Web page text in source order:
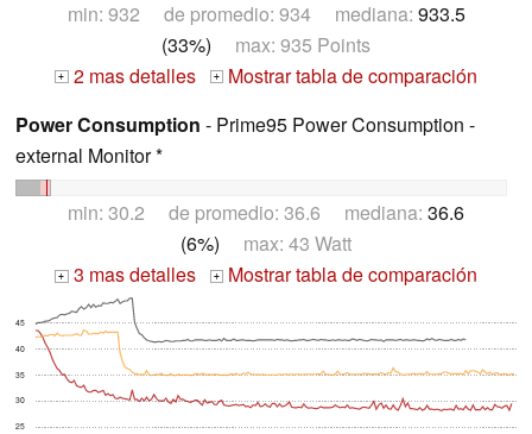
min: 932 de promedio: 934 mediana: 933.5
(33%) max: 935 Points
+ 2 mas detalles +
Mostrar tabla de comparación
Power Consumption - Prime95 Power Consumption -
external Monitor *
min: 30.2 de promedio: 36.6 mediana: 36.6
(6%) max: 43 Watt
+ 3 mas detalles + Mostrar tabla de comparación
25
30
35
40
45